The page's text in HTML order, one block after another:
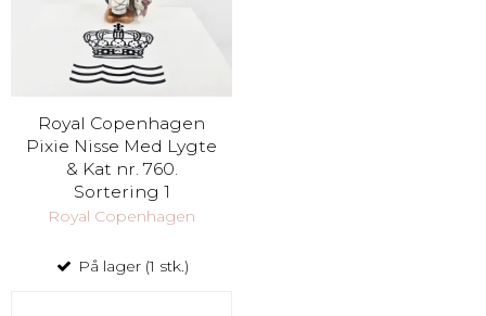
Royal Copenhagen
Pixie Nisse Med Lygte
& Kat nr. 760.
Sortering 1
Royal Copenhagen
På lager (1 stk.)